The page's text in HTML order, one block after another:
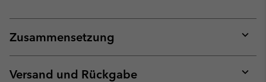
Zusammensetzung
or
Versand und Rückgabe